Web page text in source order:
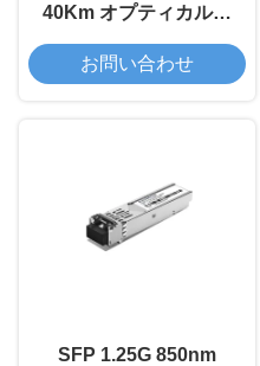
40Km オプティカルト
ランシーバーモジュー
ル
お問い合わせ
SFP 1.25G 850nm